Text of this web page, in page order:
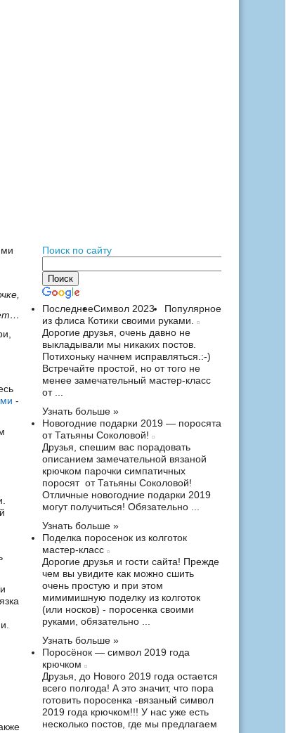
-
Поиск по сайту
Популярное
ПоследнееСимвол 2023
из флиса Котики своими руками.
Дорогие друзья, очень давно не
выкладывали мы никаких постов.
Потихоньку начнем исправляться.:-)
Встречайте простой, но от того не
менее замечательный мастер-класс
от ...
Узнать больше »
Новогодние подарки 2019 — поросята
от Татьяны Соколовой!
Друзья, спешим вас порадовать
описанием замечательной вязаной
крючком парочки симпатичных
поросят от Татьяны Соколовой!
Отличные новогодние подарки 2019
могут получиться! Обязательно ...
Узнать больше »
Поделка поросенок из колготок
мастер-класс
Дорогие друзья и гости сайта! Прежде
чем вы увидите как можно сшить
очень простую и при этом
мимимишную поделку из колготок
(или носков) - поросенка своими
руками, обязательно ...
Узнать больше »
Поросёнок — символ 2019 года
крючком
Друзья, до Нового 2019 года остается
всего полгода! А это значит, что пора
готовить поросенка -вязаный символ
2019 года крючком!!! У нас уже есть
несколько постов, где мы предлагаем